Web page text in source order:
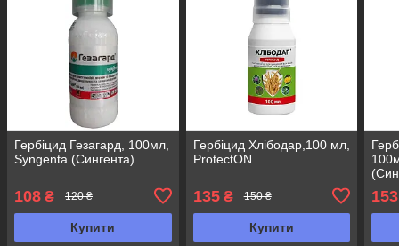
Гербіцид Гезагард, 100мл,
Syngenta (Сингента)
108 ₴ 120 ₴
Купити
Гербіцид Хлібодар,100 мл,
ProtectON
135₴ 150 ₴
Купити
153